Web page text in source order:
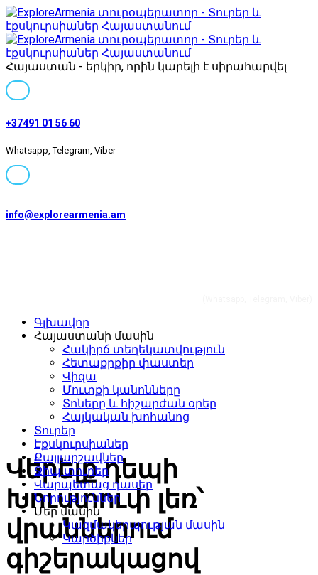
Հայաստան - երկիր, որին կարելի է սիրահարվել
+37491 01 56 60
Whatsapp, Telegram, Viber
info@explorearmenia.am
Գլխավոր
Հայաստանի մասին
Հակիրճ տեղեկատվություն
Հետաքրքիր փաստեր
Վիզա
Մուտքի կանոնները
Տոները և հիշարժան օրեր
Հայկական խոհանոց
Տուրեր
Էքսկուրսիաներ
Քայլարշավներ
Ջիպ տուրեր
Վարպետաց դասեր
Նորություններ
Մեր մասին
Կազմակերպության մասին
Կարծիքներ
Քայլարշավային
տուրեր, արշավներ
Հայաստանում
Վերելք դեպի
Խուստուփ լեռ՝
վրաններում
գիշերակացով